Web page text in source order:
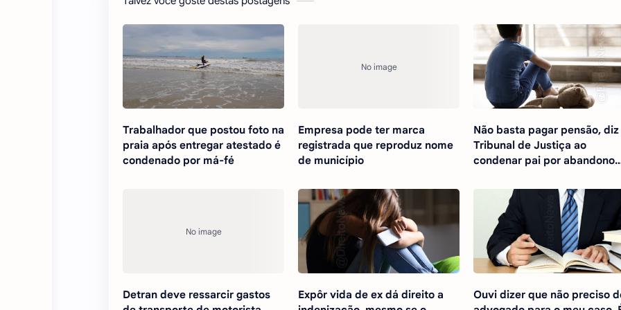
Trabalhador que postou foto na
praia após entregar atestado é
condenado por má-fé
Empresa pode ter marca
registrada que reproduz nome
de município
Não basta pagar pensão, diz
Tribunal de Justiça ao
condenar pai por abandono
Detran deve ressarcir gastos
Expôr vida de ex dá direito a
Ouvi dizer que não preciso